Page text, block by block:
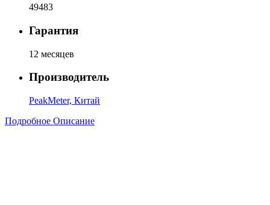
49483
Гарантия
12 месяцев
Производитель
PeakMeter, Китай
Подробное Описание